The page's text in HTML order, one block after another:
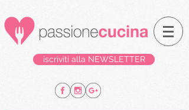
iscriviti alla NEWSLETTER